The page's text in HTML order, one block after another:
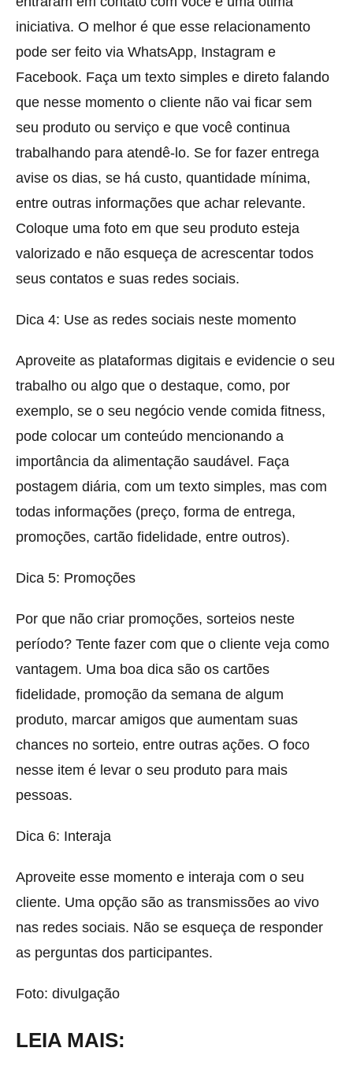
iniciativa. O melhor é que esse relacionamento
pode ser feito via WhatsApp, Instagram e
Facebook. Faça um texto simples e direto falando
que nesse momento o cliente não vai ficar sem
seu produto ou serviço e que você continua
trabalhando para atendê-lo. Se for fazer entrega
avise os dias, se há custo, quantidade mínima,
entre outras informações que achar relevante.
Coloque uma foto em que seu produto esteja
valorizado e não esqueça de acrescentar todos
seus contatos e suas redes sociais.
Dica 4: Use as redes sociais neste momento
Aproveite as plataformas digitais e evidencie o seu
trabalho ou algo que o destaque, como, por
exemplo, se o seu negócio vende comida fitness,
pode colocar um conteúdo mencionando a
importância da alimentação saudável. Faça
postagem diária, com um texto simples, mas com
todas informações (preço, forma de entrega,
promoções, cartão fidelidade, entre outros).
Dica 5: Promoções
Por que não criar promoções, sorteios neste
período? Tente fazer com que o cliente veja como
vantagem. Uma boa dica são os cartões
fidelidade, promoção da semana de algum
produto, marcar amigos que aumentam suas
chances no sorteio, entre outras ações. O foco
nesse item é levar o seu produto para mais
pessoas.
Dica 6: Interaja
Aproveite esse momento e interaja com o seu
cliente. Uma opção são as transmissões ao vivo
nas redes sociais. Não se esqueça de responder
as perguntas dos participantes.
Foto: divulgação
LEIA MAIS: